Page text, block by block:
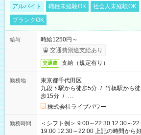
アルバイト 職種未経験OK 社会人未経験OK
ブランクOK
給与
時給1250円～
交通費別途支給あり
交通費 支給（規定有り）
勤務地
東京都千代田区
九段下駅から徒歩5分 / 竹橋駅から
歩15分 / …
株式会社ライブパワー
勤務時間
＜シフト例＞ 9:00～22:30 12:30～
19:00 12:30～22:00 上記の時間から好きな時間を選べます！ ※